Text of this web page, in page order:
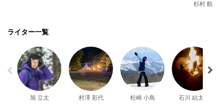
杉村 航
ライター一覧
旭 立太 村澤 彩代 松崎 小鳥 石川 結太郎